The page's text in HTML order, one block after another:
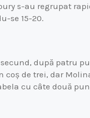
s-au regrupat
se 15-20.
după patru
coș de trei, dar
cu câte două